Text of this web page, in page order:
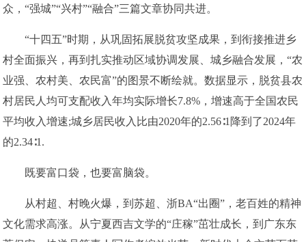
众，“强城”“兴村”“融合”三篇文章协同共进。
“十四五”时期，从巩固拓展脱贫攻坚成果，到衔接推进乡
村全面振兴，再到扎实推动区域协调发展、城乡融合发展，“农
业强、农村美、农民富”的图景不断绘就。数据显示，脱贫县农
村居民人均可支配收入年均实际增长7.8%，增速高于全国农民
平均收入增速;城乡居民收入比由2020年的2.56∶1降到了2024年
的2.34∶1.
既要富口袋，也要富脑袋。
从村超、村晚火爆，到苏超、浙BA“出圈”，老百姓的精神
文化需求高涨。从宁夏西吉文学的“庄稼”茁壮成长，到广东东